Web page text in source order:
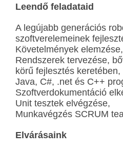
Leendő feladataid
A legújabb generációs
szoftverelemeinek
Követelmények elemzése,
Rendszerek tervezése,
körű fejlesztés keretében,
Java, C#, .net és C++
Szoftverdokumentáció
Unit tesztek elvégzése,
Munkavégzés SCRUM
Elvárásaink